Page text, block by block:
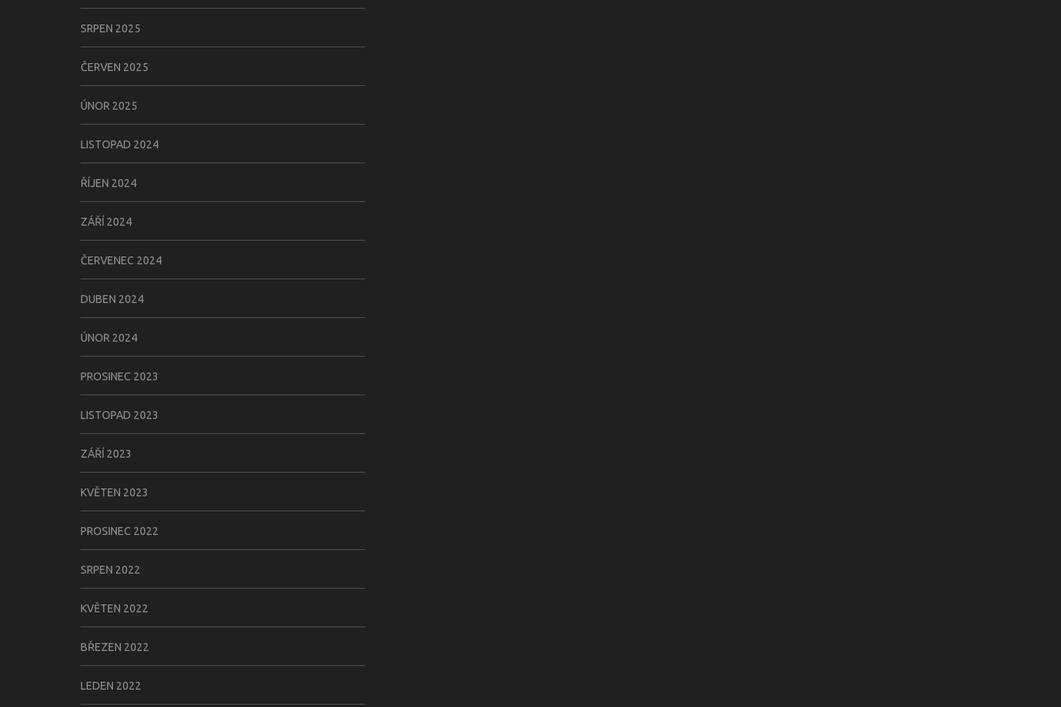
SRPEN 2025
ČERVEN 2025
ÚNOR 2025
LISTOPAD 2024
ŘÍJEN 2024
ZÁŘÍ 2024
ČERVENEC 2024
DUBEN 2024
ÚNOR 2024
PROSINEC 2023
LISTOPAD 2023
ZÁŘÍ 2023
KVĚTEN 2023
PROSINEC 2022
SRPEN 2022
KVĚTEN 2022
BŘEZEN 2022
LEDEN 2022